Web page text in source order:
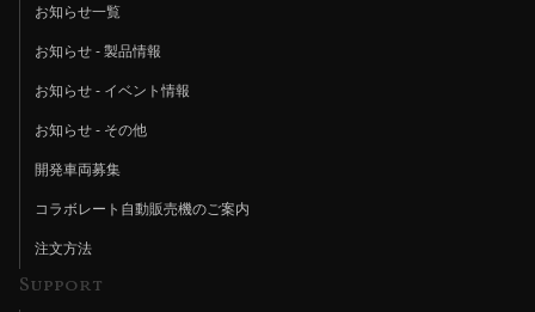
お知らせ一覧
お知らせ - 製品情報
お知らせ - イベント情報
お知らせ - その他
開発車両募集
コラボレート自動販売機のご案内
注文方法
Support